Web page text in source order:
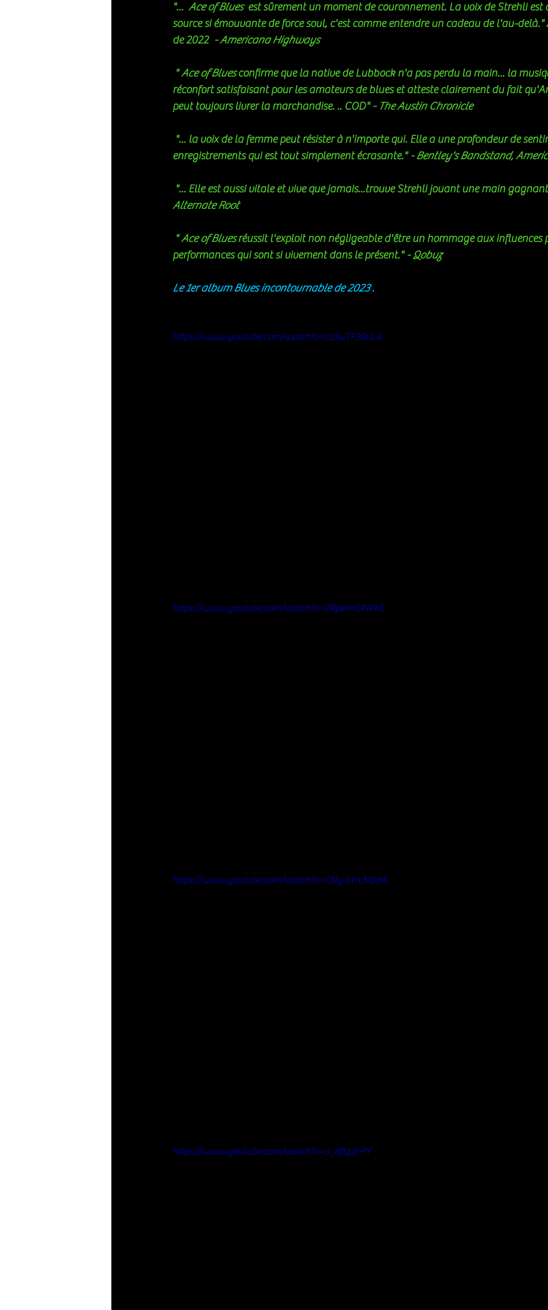
"... Ace of Blues
est sûrement un moment de couronnement. La voix de Strehli
source si émouvante de force soul, c'est comme entendre un cadeau de l'au-delà."
de 2022 - Americana Highways
" Ace of Blues confirme que la native de Lubbock n'a pas perdu la main... la
réconfort satisfaisant pour les amateurs de blues et atteste clairement du fait
peut toujours livrer la marchandise. .. COD" - The Austin Chronicle
enregistrements qui est tout simplement écrasante." - Bentley's Bandstand,
"... Elle est aussi vitale et vive que jamais...trouve Strehli jouant une main
Alternate Root
" Ace of Blues réussit l'exploit non négligeable d'être un hommage aux influences
performances qui sont si vivement dans le présent." - Qobuz
Le 1er album Blues incontournable de 2023 .
https://www.youtube.com/watch?v=c13wTF2RvLA
https://www.youtube.com/watch?v=ZRpk9nDNPkE
https://www.youtube.com/watch?v=CNy-bHLNDdA
https://www.youtube.com/watch?v=o_dftzJt-PY